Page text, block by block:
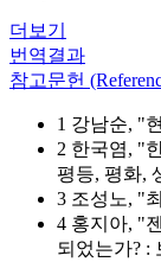
더보기
번역결과
참고문헌
1 강남순, "
2 한국염, "
평등, 평화,
3 조성노, "
4 홍지아, "
되었는가? :